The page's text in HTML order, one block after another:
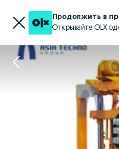
Продолжить в
Открывайте OLX